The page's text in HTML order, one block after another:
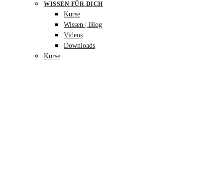
WISSEN FÜR DICH
Kurse
Wissen | Blog
Videos
Downloads
Kurse